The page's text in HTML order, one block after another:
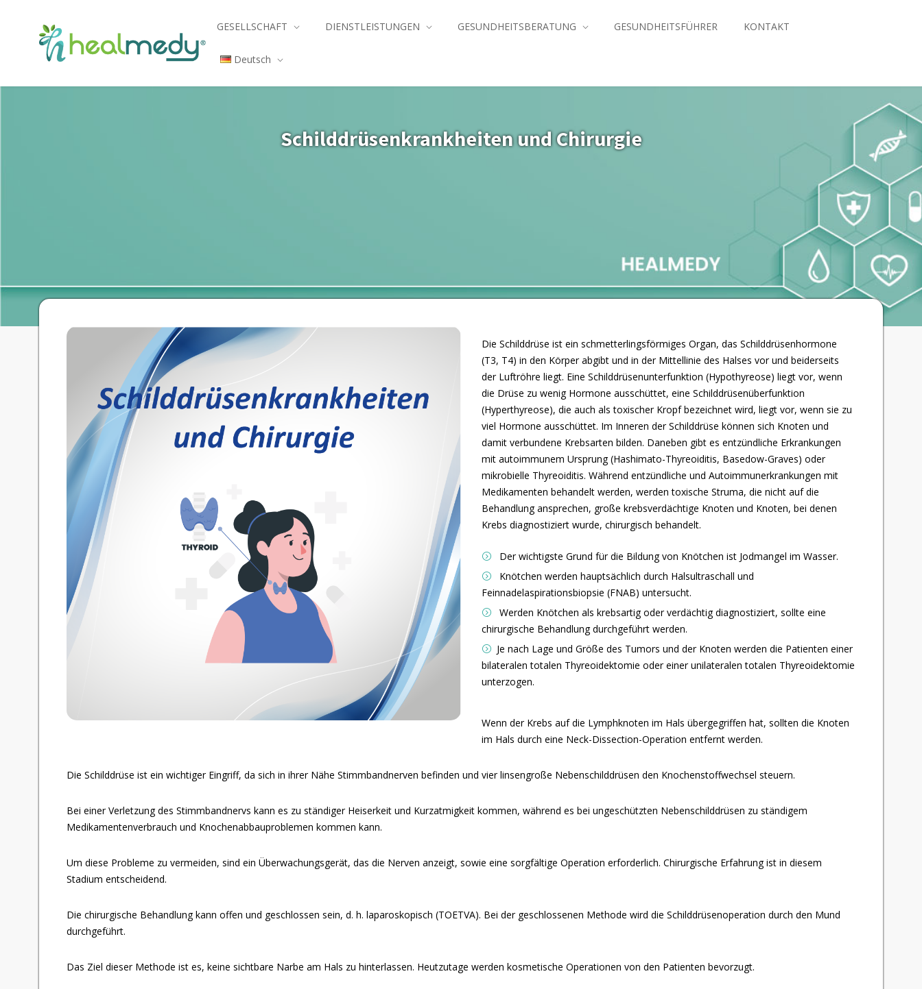
GESELLSCHAFT DIENSTLEISTUNGEN GESUNDHEITSBERATUNG GESUNDHEITSFÜHRER KONTAKT
Deutsch
Schilddrüsenkrankheiten und Chirurgie
Die Schilddrüse ist ein schmetterlingsförmiges Organ, das Schilddrüsenhormone
(T3, T4) in den Körper abgibt und in der Mittellinie des Halses vor und beiderseits
der Luftröhre liegt. Eine Schilddrüsenunterfunktion (Hypothyreose) liegt vor, wenn
die Drüse zu wenig Hormone ausschüttet, eine Schilddrüsenüberfunktion
(Hyperthyreose), die auch als toxischer Kropf bezeichnet wird, liegt vor, wenn sie zu
viel Hormone ausschüttet. Im Inneren der Schilddrüse können sich Knoten und
damit verbundene Krebsarten bilden. Daneben gibt es entzündliche Erkrankungen
mit autoimmunem Ursprung (Hashimato-Thyreoiditis, Basedow-Graves) oder
mikrobielle Thyreoiditis. Während entzündliche und Autoimmunerkrankungen mit
Medikamenten behandelt werden, werden toxische Struma, die nicht auf die
Behandlung ansprechen, große krebsverdächtige Knoten und Knoten, bei denen
Krebs diagnostiziert wurde, chirurgisch behandelt.
Der wichtigste Grund für die Bildung von Knötchen ist Jodmangel im Wasser.
Knötchen werden hauptsächlich durch Halsultraschall und
Feinnadelaspirationsbiopsie (FNAB) untersucht.
Werden Knötchen als krebsartig oder verdächtig diagnostiziert, sollte eine
chirurgische Behandlung durchgeführt werden.
Je nach Lage und Größe des Tumors und der Knoten werden die Patienten einer
bilateralen totalen Thyreoidektomie oder einer unilateralen totalen Thyreoidektomie
unterzogen.
Wenn der Krebs auf die Lymphknoten im Hals übergegriffen hat, sollten die Knoten
im Hals durch eine Neck-Dissection-Operation entfernt werden.
Die Schilddrüse ist ein wichtiger Eingriff, da sich in ihrer Nähe Stimmbandnerven befinden und vier linsengroße Nebenschilddrüsen den Knochenstoffwechsel steuern.
Bei einer Verletzung des Stimmbandnervs kann es zu ständiger Heiserkeit und Kurzatmigkeit kommen, während es bei ungeschützten Nebenschilddrüsen zu ständigem
Medikamentenverbrauch und Knochenabbauproblemen kommen kann.
Um diese Probleme zu vermeiden, sind ein Überwachungsgerät, das die Nerven anzeigt, sowie eine sorgfältige Operation erforderlich. Chirurgische Erfahrung ist in diesem
Stadium entscheidend.
Die chirurgische Behandlung kann offen und geschlossen sein, d. h. laparoskopisch (TOETVA). Bei der geschlossenen Methode wird die Schilddrüsenoperation durch den Mund
durchgeführt.
Das Ziel dieser Methode ist es, keine sichtbare Narbe am Hals zu hinterlassen. Heutzutage werden kosmetische Operationen von den Patienten bevorzugt.